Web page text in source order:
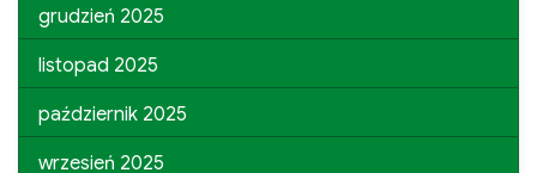
grudzień 2025
listopad 2025
październik 2025
wrzesień 2025